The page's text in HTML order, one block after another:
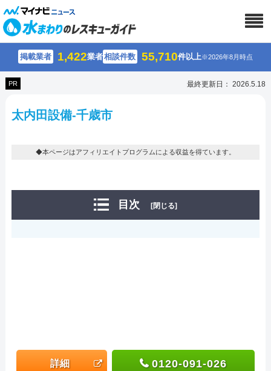
掲載業者 1,422業者相談件数 55,710件以上※2026年8月時点
PR 最終更新日： 2026.5.18
太内田設備-千歳市
◆本ページはアフィリエイトプログラムによる収益を得ています。
目次 [閉じる]
詳細 0120-091-026